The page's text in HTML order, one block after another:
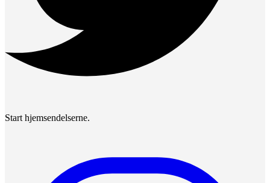
Start hjemsendelserne.